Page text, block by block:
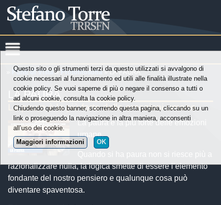
Punti di Vista » Protofilosofia » LA PAURA
LA PAURA
La paura è la più forte delle emozioni umane.
La paura è la più forte delle emozioni
umane.
razionalizzare nulla, la logica smette di essere l’elemento
fondante del nostro pensiero e qualunque cosa può
diventare spaventosa.
Questo sito o gli strumenti terzi da questo utilizzati si avvalgono di
cookie necessari al funzionamento ed utili alle finalità illustrate nella
cookie policy. Se vuoi saperne di più o negare il consenso a tutti o
ad alcuni cookie, consulta la cookie policy.
Chiudendo questo banner, scorrendo questa pagina, cliccando su un
link o proseguendo la navigazione in altra maniera, acconsenti
all’uso dei cookie.
Maggiori informazioni
OK